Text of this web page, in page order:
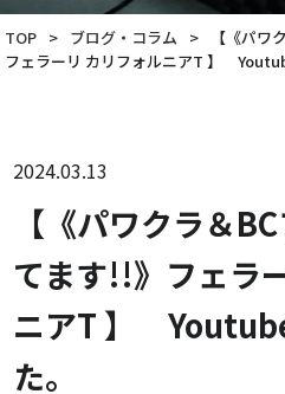
TOP > ブログ・コラム >
【《パワ
フェラーリ カリフォルニアT 】
2024.03.13
【《パワクラ＆
てます!!》フェラ
ニアT 】
た。